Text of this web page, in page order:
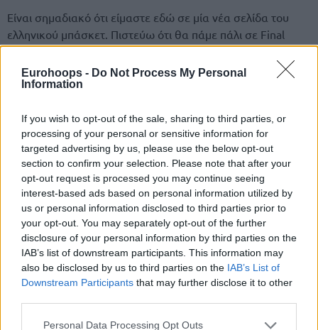
Eurohoops - Do Not Process My Personal
Information
If you wish to opt-out of the sale, sharing to third parties, or
processing of your personal or sensitive information for
targeted advertising by us, please use the below opt-out
section to confirm your selection. Please note that after your
opt-out request is processed you may continue seeing
interest-based ads based on personal information utilized by
us or personal information disclosed to third parties prior to
your opt-out. You may separately opt-out of the further
disclosure of your personal information by third parties on the
IAB’s list of downstream participants. This information may
also be disclosed by us to third parties on the IAB’s List of
Downstream Participants that may further disclose it to other
Please note that this website/app uses one or more Google
Personal Data Processing Opt Outs
Είναι σημαδιακό ότι είμαστε εδώ σε μία νέα σελίδα του
ελληνικού μπάσκετ. Πιστεύω ότι θα πάμε πάλι σε Final
Four. Αυτά που ζήσαμε με τον Βασίλη ήταν ανεπανάληπτα.
Ήταν κάτι που τις περισσότερες φορές δεν το περίμενε
κανείς. Δεν αναφέρομαι μόνο στο 2012 και στο 2013, αλλά
κανείς του προϋπολογισμούς που είχαμε απέναντι μας. Με
τον Βασίλη η πειθαρχία του και η αγωνιστική του αξία
έκαναν καλύτερους συμπαίκτες δίπλα του δίνοντας το
παράδειγμα. Είμαστε τυχεροί που τον είχαμε στον
Ολυμπιακό και αυτό που ζήσαμε θα είναι σημείο αναφοράς
για την ομάδα”.